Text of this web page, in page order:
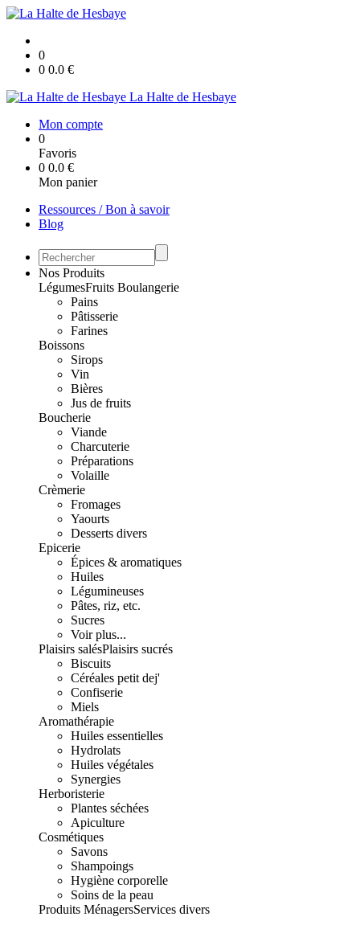
0
0 0.0 €
La Halte de Hesbaye
Mon compte
0
Favoris
0 0.0 €
Mon panier
Ressources / Bon à savoir
Blog
Nos Produits
LégumesFruits Boulangerie
Pains
Pâtisserie
Farines
Boissons
Sirops
Vin
Bières
Jus de fruits
Boucherie
Viande
Charcuterie
Préparations
Volaille
Crèmerie
Fromages
Yaourts
Desserts divers
Epicerie
Épices & aromatiques
Huiles
Légumineuses
Pâtes, riz, etc.
Sucres
Voir plus...
Plaisirs salésPlaisirs sucrés
Biscuits
Céréales petit dej'
Confiserie
Miels
Aromathérapie
Huiles essentielles
Hydrolats
Huiles végétales
Synergies
Herboristerie
Plantes séchées
Apiculture
Cosmétiques
Savons
Shampoings
Hygiène corporelle
Soins de la peau
Produits MénagersServices divers